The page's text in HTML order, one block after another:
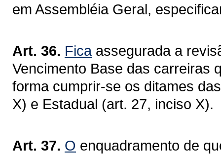
em Assembléia Geral,
Art. 36. Ficaassegurada a
Vencimento Base das carreiras
forma cumprir-se os ditames
X) e Estadual (art. 27, inciso X).
Art. 37. O enquadramento de